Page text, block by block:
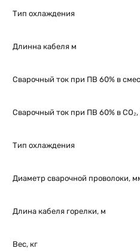
Тип охлаждения
Длинна кабеля м
Сварочный ток при ПВ 60% в
Сварочный ток при ПВ 60% в
Тип охлаждения
Диаметр сварочной проволоки,
Длина кабеля горелки, м
Вес, кг